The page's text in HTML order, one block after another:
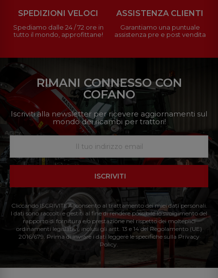
SPEDIZIONI VELOCI
Spediamo dalle 24 / 72 ore in
tutto il mondo, approfittane!
ASSISTENZA CLIENTI
Garantiamo una puntuale
assistenza pre e post vendita
RIMANI CONNESSO CON
COFANO
Iscriviti alla newsletter per ricevere aggiornamenti sul
mondo dei ricambi per trattori!
ISCRIVITI
Cliccando ISCRIVITI: Acconsento al trattamento dei miei dati personali.
I dati sono raccolti e gestiti al fine di rendere possibile lo svolgimento del
rapporto di fornitura e/o prestazione nel rispetto dei molteplici
ordinamenti legislativi, inclusi gli artt. 13 e 14 del Regolamento (UE)
2016/679. Prima di inviare i dati leggere le specifiche sulla Privacy
Policy.